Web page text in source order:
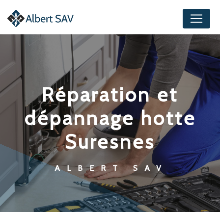
réparation et
dépannage hotte
Suresnes
ALBERT SAV